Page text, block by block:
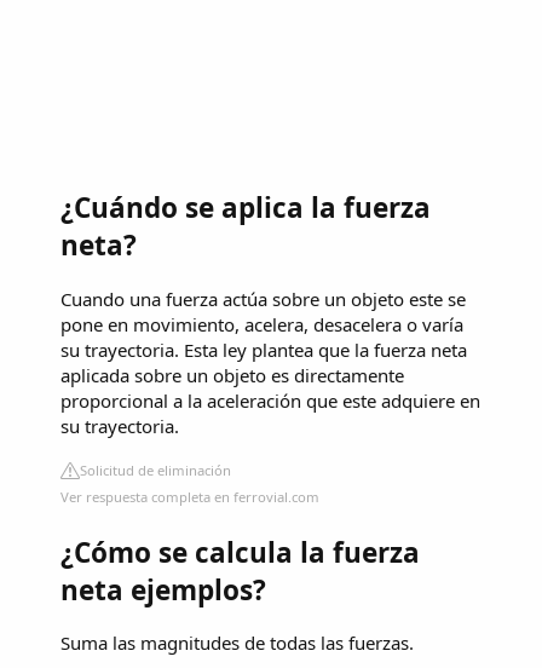
¿Cuándo se aplica la fuerza
neta?
Cuando una fuerza actúa sobre un objeto este se
pone en movimiento, acelera, desacelera o varía
su trayectoria. Esta ley plantea que la fuerza neta
aplicada sobre un objeto es directamente
proporcional a la aceleración que este adquiere en
su trayectoria.
Solicitud de eliminación
Ver respuesta completa en ferrovial.com
¿Cómo se calcula la fuerza
neta ejemplos?
Suma las magnitudes de todas las fuerzas.